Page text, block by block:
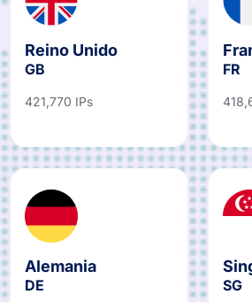
Reino Unido
GB
421,770 IPs
FR
Alemania
DE SG